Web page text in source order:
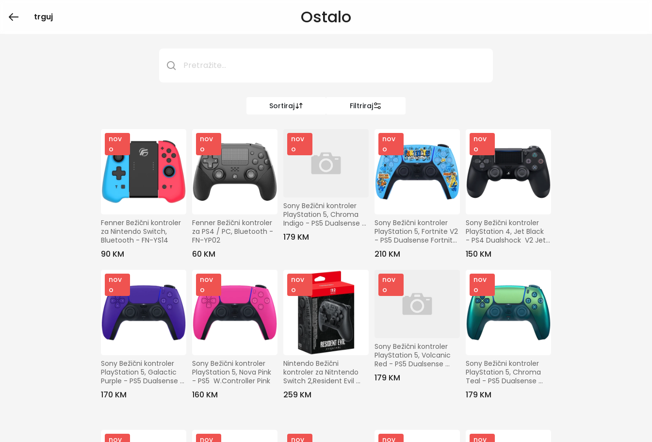
trguj Ostalo
Sortiraj Filtriraj
Kategorije
Informatika
Gradovi
nov
o
Fenner Bežični kontroler
za Nintendo Switch,
Bluetooth - FN-YS14
90 KM
nov
o
Fenner Bežični kontroler
za PS4 / PC, Bluetooth -
FN-YP02
60 KM
nov
o
Sony Bežični kontroler
PlayStation 5, Chroma
Indigo - PS5 Dualsense
Wireless Controller
179 KM
nov
o
Sony Bežični kontroler
PlayStation 5, Fortnite V2
- PS5 Dualsense Fortnite
Limited Edit
210 KM
nov
o
Sony Bežični kontroler
PlayStation 4, Jet Black
- PS4 Dualshock  V2 Jet
Black
150 KM
nov
o
Sony Bežični kontroler
PlayStation 5, Galactic
Purple - PS5 Dualsense
W.Controller Purple
170 KM
nov
o
Sony Bežični kontroler
PlayStation 5, Nova Pink
- PS5  W.Controller Pink
160 KM
nov
o
Nintendo Bežični
kontroler za Nitntendo
Switch 2,Resident Evil
Requie - Switch 2 Pro
Contr. Resident Evil
259 KM
nov
o
Sony Bežični kontroler
PlayStation 5, Volcanic
Red - PS5 Dualsense
W.Contr. Volcanic Red
179 KM
nov
o
Sony Bežični kontroler
PlayStation 5, Chroma
Teal - PS5 Dualsense
Wireless Controller
179 KM
nov
nov
nov
nov
nov